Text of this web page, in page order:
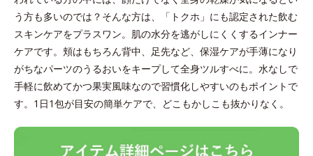
う方も多いのでは？そんな方は、「トクホ」にも認定された飲む
スキンケアをプラスワン。肌の水分を逃がしにくくするインナー
ケアです。頬はもちろん背中、足先など、保湿ケアが手薄になり
がちなパーツのうるおいをキープして全身ツルすべに。水なしで
手軽に飲めてかつ果実風味なので習慣化しやすいのもポイントで
す。1日1包が目安の簡単ケアで、どこもかしこも抜かりなく。